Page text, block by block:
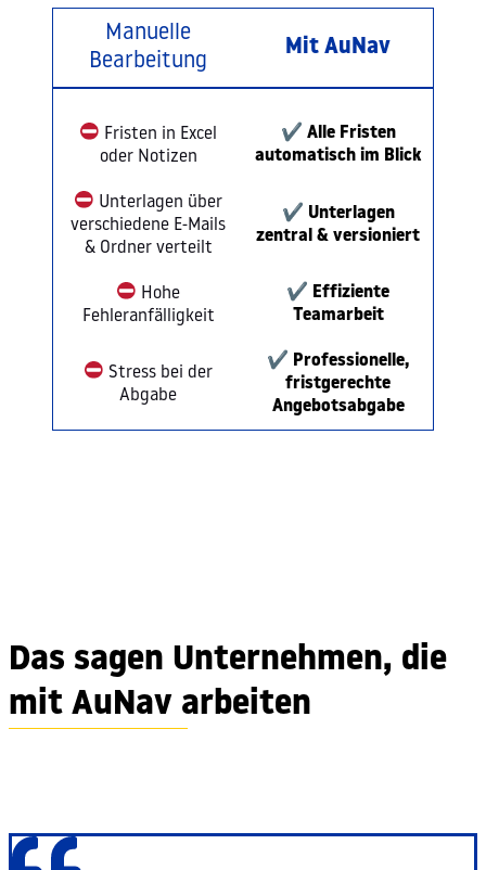
Manuelle
Bearbeitung
Mit AuNav
Fristen in Excel
oder Notizen
✔ Alle Fristen
automatisch im Blick
Unterlagen über
verschiedene E-Mails
& Ordner verteilt
✔ Unterlagen
zentral & versioniert
Hohe
Fehleranfälligkeit
✔ Effiziente
Teamarbeit
Stress bei der
Abgabe
✔ Professionelle,
fristgerechte
Angebotsabgabe
Das sagen Unternehmen, die
mit AuNav arbeiten